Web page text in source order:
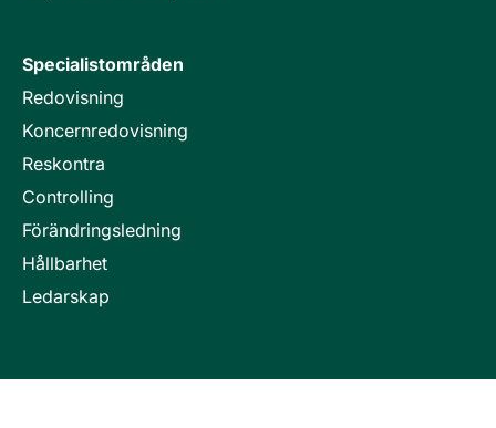
Specialistområden
Redovisning
Koncernredovisning
Reskontra
Controlling
Förändringsledning
Hållbarhet
Ledarskap